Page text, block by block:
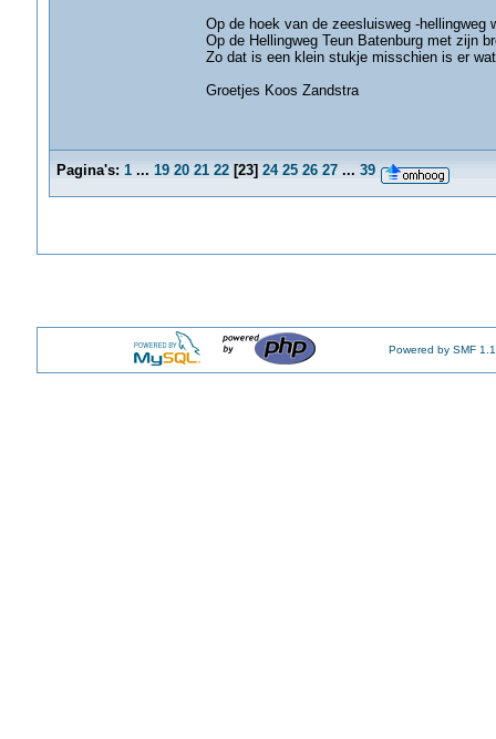
Op de hoek van de zeesluisweg -hellingweg
Op de Hellingweg Teun Batenburg met zijn
Zo dat is een klein stukje misschien is er
Groetjes Koos Zandstra
Pagina's: 1 ... 19 20 21 22[23] 24 25 26 27 ... 39
Powered by SMF